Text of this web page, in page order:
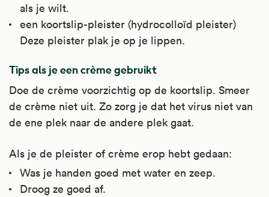
als je wilt.
een koortslip-pleister (hydrocolloïd pleister)
Deze pleister plak je op je lippen.
Tips als je een crème gebruikt
Doe de crème voorzichtig op de koortslip. Smeer
de crème niet uit. Zo zorg je dat het virus niet van
de ene plek naar de andere plek gaat.
Als je de pleister of crème erop hebt gedaan:
Was je handen goed met water en zeep.
Droog ze goed af.